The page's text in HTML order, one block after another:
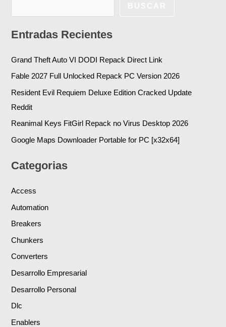
Entradas Recientes
Grand Theft Auto VI DODI Repack Direct Link
Fable 2027 Full Unlocked Repack PC Version 2026
Resident Evil Requiem Deluxe Edition Cracked Update
Reddit
Reanimal Keys FitGirl Repack no Virus Desktop 2026
Google Maps Downloader Portable for PC [x32x64]
Categorias
Access
Automation
Breakers
Chunkers
Converters
Desarrollo Empresarial
Desarrollo Personal
Dlc
Enablers